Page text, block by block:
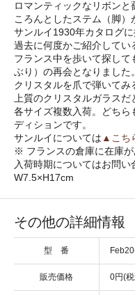
ロマンティックなリボンと
ころんとしたステム（脚
サンルイ1930年カタログに
過去に何度かご紹介してい
フランス中を歩いて探し
ぶり）の再会となりました。
クリスタルを爪で弾いてみ
上質のクリスタルガラスだ
各サイズ複数入荷。どちら
ディションです。
サンルイについては ▲こち
※ フランスの倉庫に在庫が
入荷時期についてはお問い
W7.5×H17cm
その他の詳細情報
型 番
販売価格 0円(